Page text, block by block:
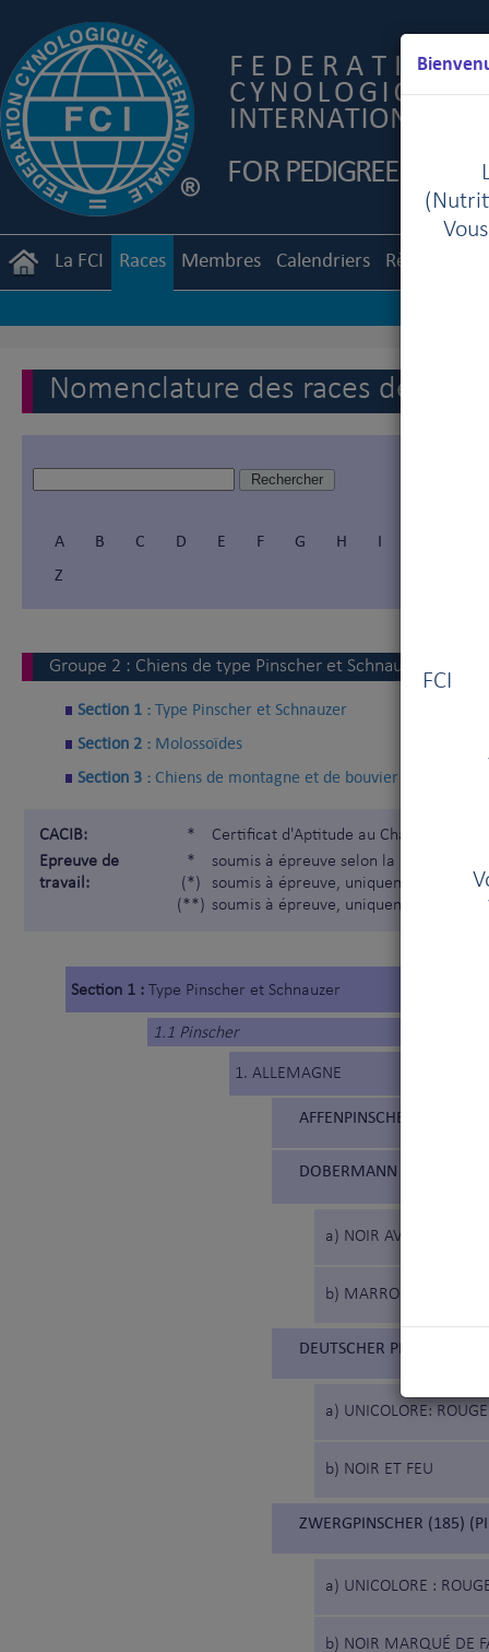
FCI
La FCI Races Membres Calendriers Règlements
Nomenclature des races de la
A B C D E F G H I
Z
Groupe 2 : Chiens de type Pinscher et Schnauzer -
Section 1 : Type Pinscher et Schnauzer
Section 2 : Molossoïdes
Section 3 : Chiens de montagne et de bouvier suisses
CACIB: *
Certificat d'Aptitude au Championnat
Epreuve de
travail:
*
(*)
(**)
soumis à épreuve selon la
soumis à épreuve, uniquement pour
soumis à épreuve, uniquement pour
Section 1 : Type Pinscher et Schnauzer
1.1 Pinscher
1. ALLEMAGNE
AFFENPINSCHER (186)
DOBERMANN (143)
a) NOIR AVEC DES
b) MARRON AVEC
DEUTSCHER PINSCHER
a) UNICOLORE:
b) NOIR ET FEU
ZWERGPINSCHER (185)
a) UNICOLORE :
b) NOIR MARQUÉ DE